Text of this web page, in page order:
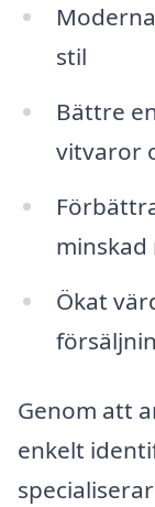
stil
Bättre
vitvaror
Ökat
Genom att
enkelt